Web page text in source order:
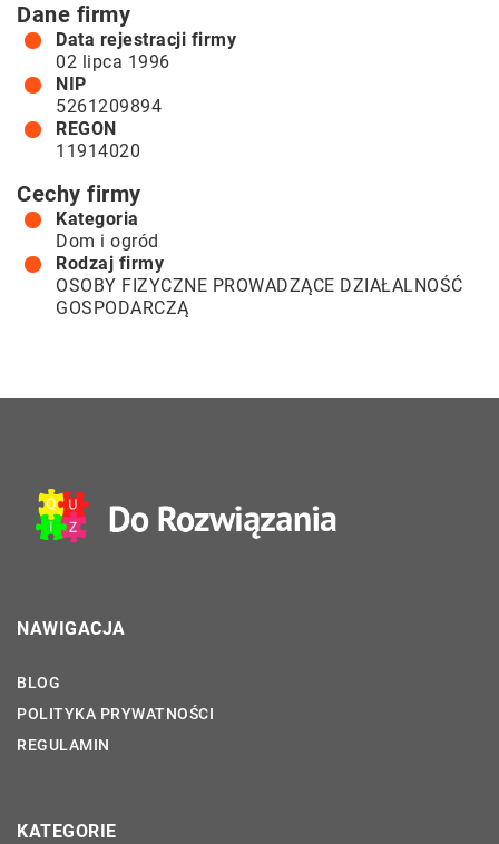
Dane firmy
Data rejestracji firmy
02 lipca 1996
NIP
5261209894
REGON
11914020
Cechy firmy
Kategoria
Dom i ogród
Rodzaj firmy
OSOBY FIZYCZNE PROWADZĄCE DZIAŁALNOŚĆ
GOSPODARCZĄ
NAWIGACJA
BLOG
POLITYKA PRYWATNOŚCI
REGULAMIN
KATEGORIE